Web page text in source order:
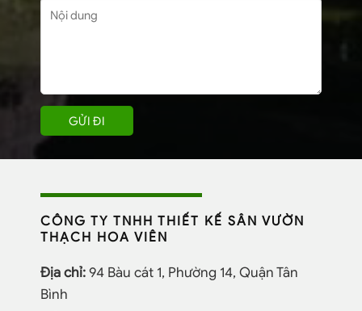
CÔNG TY TNHH THIẾT KẾ SÂN VƯỜN
THẠCH HOA VIÊN
Địa chỉ:94 Bàu cát 1, Phường 14, Quận Tân
Bình